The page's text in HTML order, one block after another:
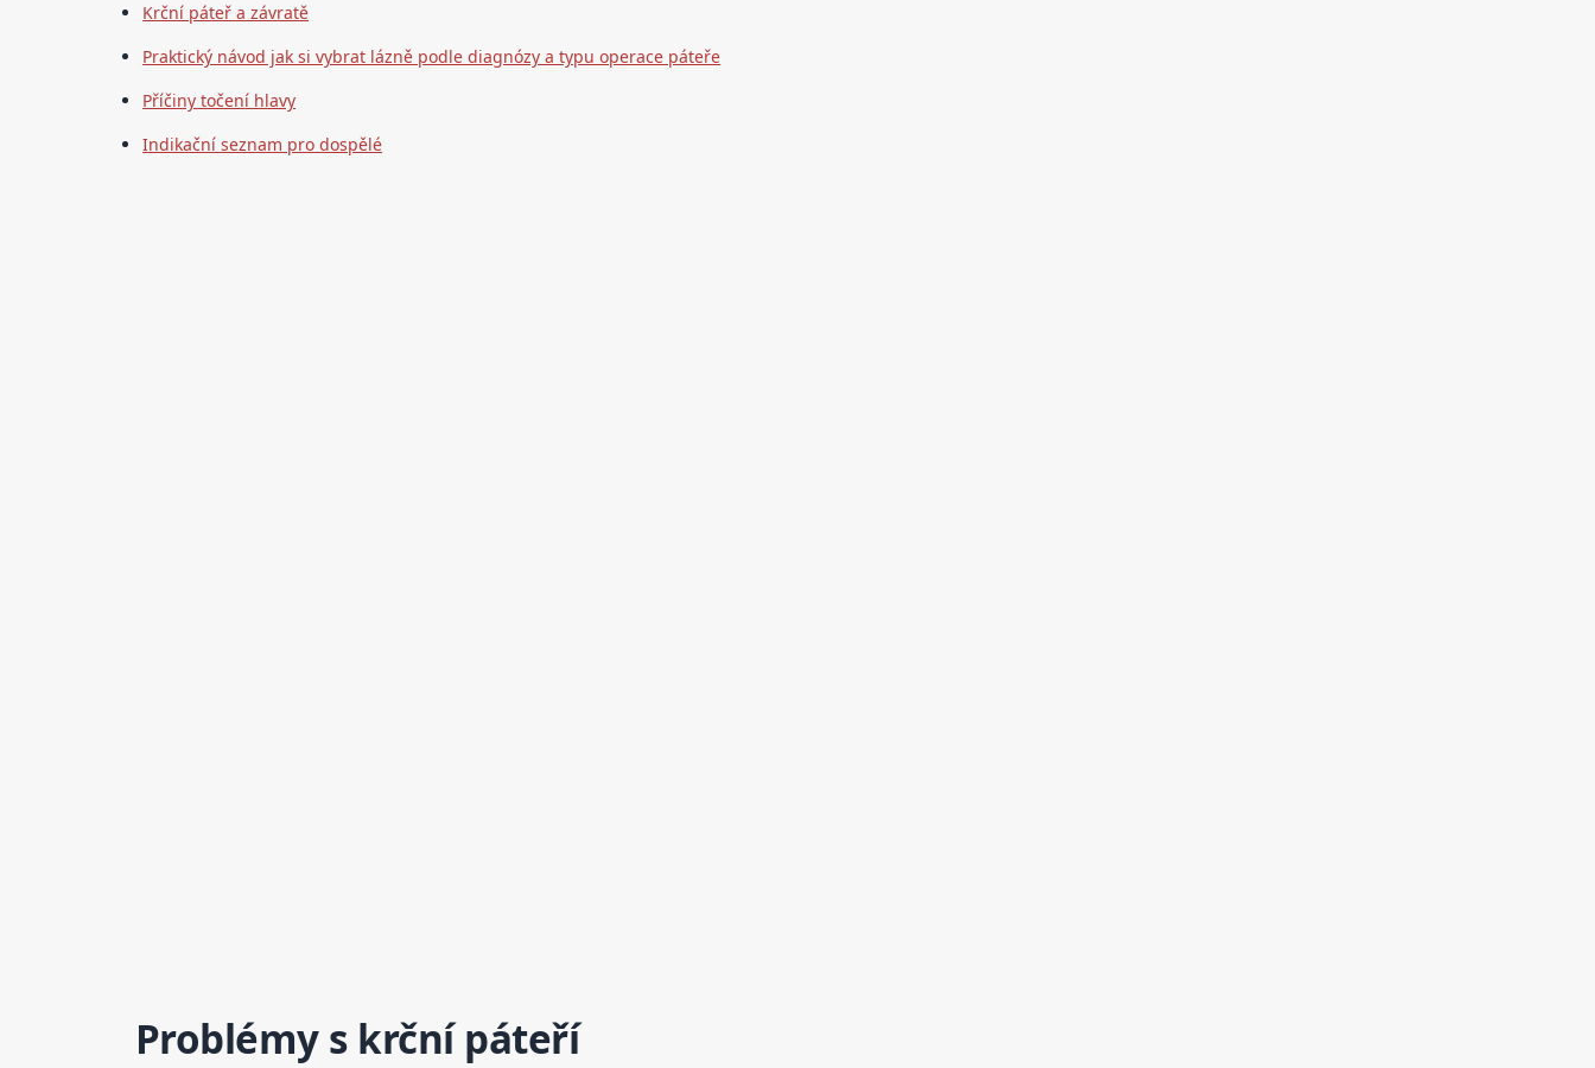
Krční páteř a závratě
Praktický návod jak si vybrat lázně podle diagnózy a typu operace páteře
Příčiny točení hlavy
Indikační seznam pro dospělé
Problémy s krční páteří